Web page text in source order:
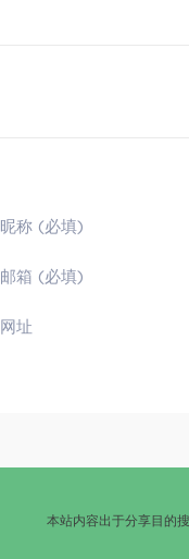
昵称 (必填)
邮箱 (必填)
网址
本站内容出于分享目的